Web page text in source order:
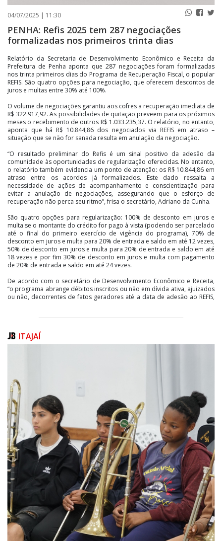
04/07/2025 | 11:30
PENHA: Refis 2025 tem 287 negociações
formalizadas nos primeiros trinta dias
Relatório da Secretaria de Desenvolvimento Econômico e Receita da
Prefeitura de Penha aponta que 287 negociações foram formalizadas
nos trinta primeiros dias do Programa de Recuperação Fiscal, o popular
REFIS. São quatro opções para negociação, que oferecem descontos de
juros e multas entre 30% até 100%.
O volume de negociações garantiu aos cofres a recuperação imediata de
R$ 322.917,92. As possibilidades de quitação preveem para os próximos
meses o recebimento de outros R$ 1.033.235,37. O relatório, no entanto,
aponta que há R$ 10.844,86 dos negociados via REFIS em atraso –
situação que se não for sanada resulta em anulação da negociação.
“O resultado preliminar do Refis é um sinal positivo da adesão da
comunidade às oportunidades de regularização oferecidas. No entanto,
o relatório também evidencia um ponto de atenção: os R$ 10.844,86 em
atraso entre os acordos já formalizados. Este dado ressalta a
necessidade de ações de acompanhamento e conscientização para
evitar a anulação de negociações, assegurando que o esforço de
recuperação não perca seu ritmo”, frisa o secretário, Adriano da Cunha.
São quatro opções para regularização: 100% de desconto em juros e
multa se o montante do crédito for pago à vista (podendo ser parcelado
até o final do primeiro exercício de vigência do programa), 70% de
desconto em juros e multa para 20% de entrada e saldo em até 12 vezes,
50% de desconto em juros e multa para 20% de entrada e saldo em até
18 vezes e por fim 30% de desconto em juros e multa com pagamento
de 20% de entrada e saldo em até 24 vezes.
De acordo com o secretário de Desenvolvimento Econômico e Receita,
“o programa abrange débitos inscritos ou não em dívida ativa, ajuizados
ou não, decorrentes de fatos geradores até a data de adesão ao REFIS,
Os interessados podem aderir ao REFIS até o dia 28 de novembro de
2025, sendo o prazo passível de prorrogação por até 180 dias por ato
aderir, o contribuinte deve procurar a Secretaria (Rua Nilo Anastácio
Vieira, 180, Centro) para formalizar a negociação.
Os descontos e condições de parcelamento foram elaborados em
conformidade com a Lei de Responsabilidade Fiscal, assegurando a
sustentabilidade das finanças públicas. “O REFIS 2025 é uma
oportunidade única para contribuintes regularizarem sua situação fiscal
com condições vantajosas, contribuindo para o fortalecimento das
finanças municipais e o desenvolvimento da cidade de Penha”, finaliza o
prefeito, Luizinho Américo. O valor da dívida ativa da Prefeitura é de R$
127.650.176,56.
OPÇÕES DE NEGOCIAÇÃO
I - 100% de desconto (juros e multa), se o montante do crédito for pago à
vista, podendo ser parcelado até o final do primeiro exercício de
vigência do programa;
II - 70% de desconto (juros e multa), com pagamento de 20% (vinte por
cento) referente à entrada, podendo o saldo ser parcelado em até 12
(doze) meses, cujo montante será acrescido de juros financeiros
ITAJAÍ